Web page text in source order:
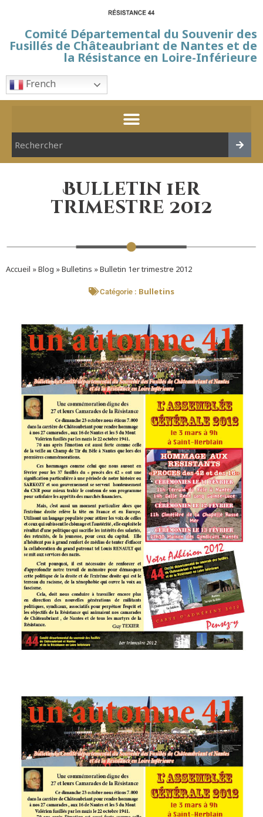
Comité Départemental du Souvenir des
Fusillés de Châteaubriant de Nantes et de
la Résistance en Loire-Inférieure
French
Bulletin 1er
trimestre 2012
Accueil »Blog »Bulletins »Bulletin 1er trimestre 2012
Catégorie : Bulletins